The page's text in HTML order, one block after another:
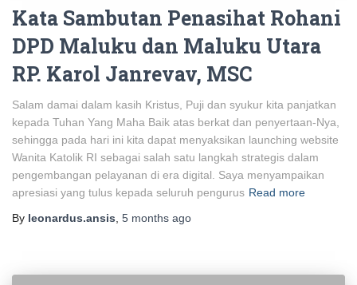
Kata Sambutan Penasihat Rohani
DPD Maluku dan Maluku Utara
RP. Karol Janrevav, MSC
Salam damai dalam kasih Kristus, Puji dan syukur kita panjatkan
kepada Tuhan Yang Maha Baik atas berkat dan penyertaan-Nya,
sehingga pada hari ini kita dapat menyaksikan launching website
Wanita Katolik RI sebagai salah satu langkah strategis dalam
pengembangan pelayanan di era digital. Saya menyampaikan
apresiasi yang tulus kepada seluruh pengurus Read more
By leonardus.ansis 5 months ago